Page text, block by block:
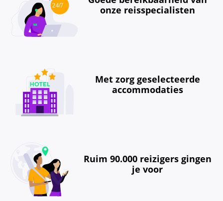
onze reisspecialisten
Met zorg geselecteerde
accommodaties
Ruim 90.000 reizigers gingen
je voor